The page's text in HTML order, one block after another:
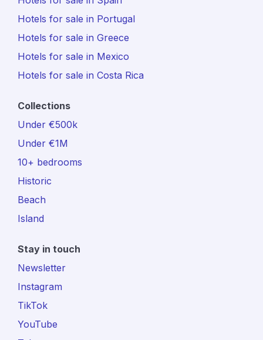
Hotels for sale in Portugal
Hotels for sale in Greece
Hotels for sale in Mexico
Hotels for sale in Costa Rica
Collections
Under €500k
Under €1M
10+ bedrooms
Historic
Beach
Island
Stay in touch
Newsletter
Instagram
TikTok
YouTube